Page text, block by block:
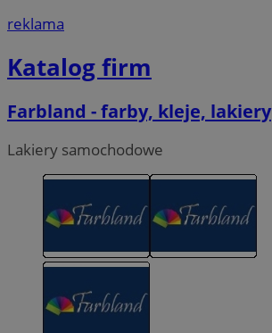
reklama
Katalog firm
Farbland - farby, kleje, lakiery
Lakiery samochodowe